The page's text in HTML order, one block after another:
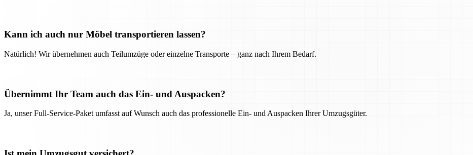
Kann ich auch nur Möbel transportieren lassen?
Natürlich! Wir übernehmen auch Teilumzüge oder einzelne Transporte – ganz nach Ihrem Bedarf.
Übernimmt Ihr Team auch das Ein- und Auspacken?
Ja, unser Full-Service-Paket umfasst auf Wunsch auch das professionelle Ein- und Auspacken Ihrer Umzugsgüter.